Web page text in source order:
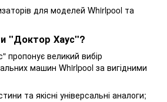
для моделей Whirlpool та
"Доктор Хаус"?
пропонує великий вибір
машин Whirlpool за вигідними
та якісні універсальні аналоги;